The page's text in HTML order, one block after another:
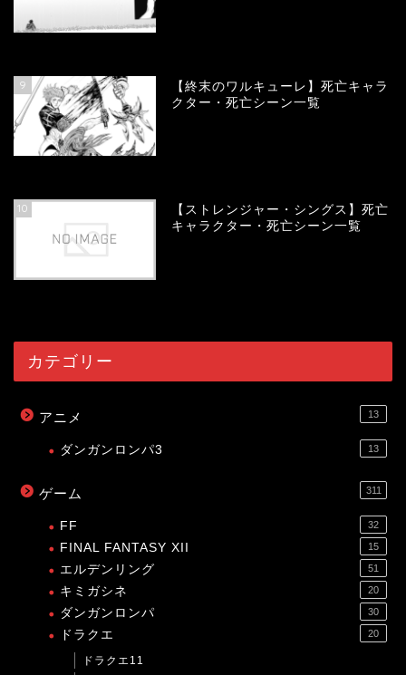
9
【終末のワルキューレ】死亡キャラ
クター・死亡シーン一覧
10
【ストレンジャー・シングス】死亡
キャラクター・死亡シーン一覧
カテゴリー
アニメ 13
ダンガンロンパ3 13
ゲーム 311
FF 32
FINAL FANTASY XII 15
エルデンリング 51
キミガシネ 20
ダンガンロンパ 30
ドラクエ 20
ドラクエ11